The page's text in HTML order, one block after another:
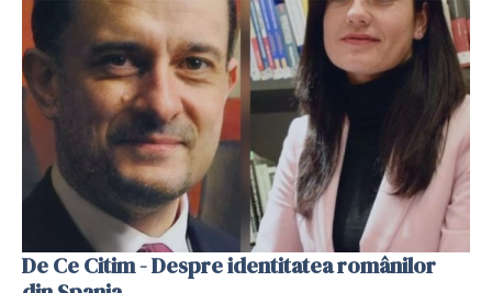
De Ce Citim - Despre identitatea românilor